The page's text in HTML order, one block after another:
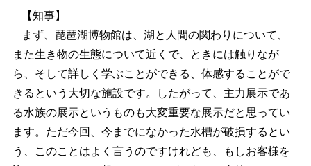
【知事】
まず、琵琶湖博物館は、湖と人間の関わりについて、
また生き物の生態について近くで、ときには触りなが
ら、そして詳しく学ぶことができる、体感することがで
きるという大切な施設です。したがって、主力展示であ
る水族の展示というものも大変重要な展示だと思ってい
ます。ただ今回、今までになかった水槽が破損するとい
う、このことはよく言うのですけれども、もしお客様を